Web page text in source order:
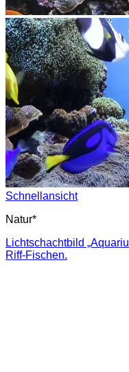
Schnellansicht
Natur*
Lichtschachtbild
Riff-Fischen.